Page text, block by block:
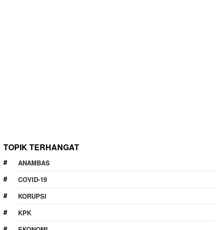
TOPIK TERHANGAT
ANAMBAS
COVID-19
KORUPSI
KPK